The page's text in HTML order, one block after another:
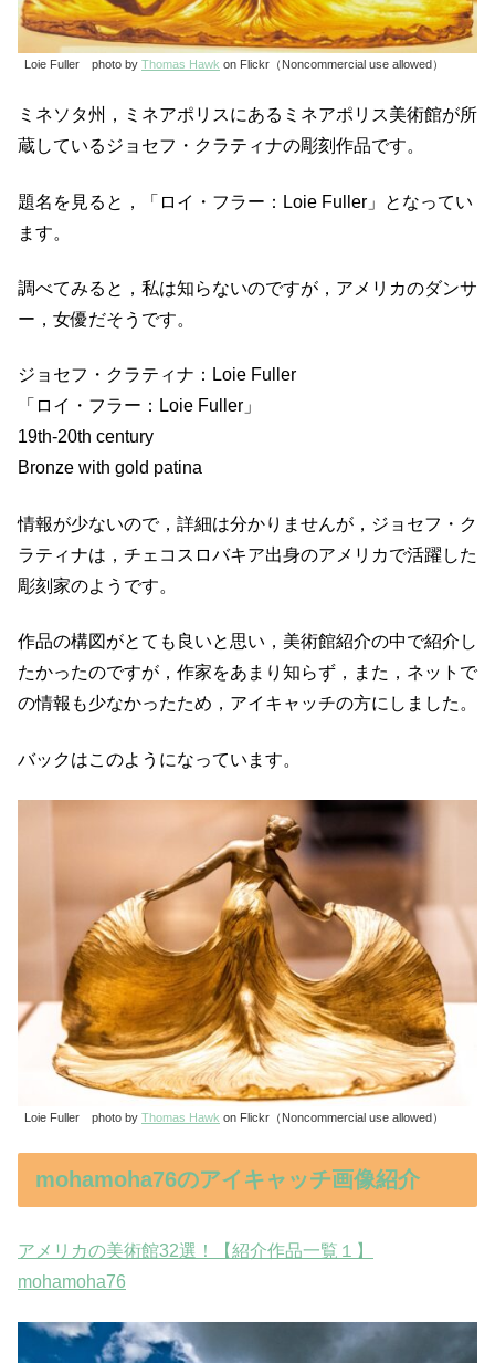
Loie Fuller photo by Thomas Hawk on Flickr（Noncommercial use allowed）
ミネソタ州，ミネアポリスにあるミネアポリス美術館が所
蔵しているジョセフ・クラティナの彫刻作品です。
題名を見ると，「ロイ・フラー：Loie Fuller」となってい
ます。
調べてみると，私は知らないのですが，アメリカのダンサ
ー，女優だそうです。
ジョセフ・クラティナ：Loie Fuller
「ロイ・フラー：Loie Fuller」
19th-20th century
Bronze with gold patina
情報が少ないので，詳細は分かりませんが，ジョセフ・ク
ラティナは，チェコスロバキア出身のアメリカで活躍した
彫刻家のようです。
作品の構図がとても良いと思い，美術館紹介の中で紹介し
たかったのですが，作家をあまり知らず，また，ネットで
の情報も少なかったため，アイキャッチの方にしました。
バックはこのようになっています。
Loie Fuller photo by Thomas Hawk on Flickr（Noncommercial use allowed）
mohamoha76のアイキャッチ画像紹介
アメリカの美術館32選！【紹介作品一覧１】
mohamoha76